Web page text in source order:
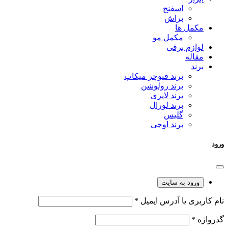
اسفنج
براش
مکمل ها
مکمل مو
لوازم برقی
مقاله
برند
برند فیوچر میکاپ
برند رولوشن
برند لاپری
برند لورال
گلیس
برند اوجی
ورود
ورود به سایت
نام کاربری یا آدرس ایمیل *
گذرواژه *